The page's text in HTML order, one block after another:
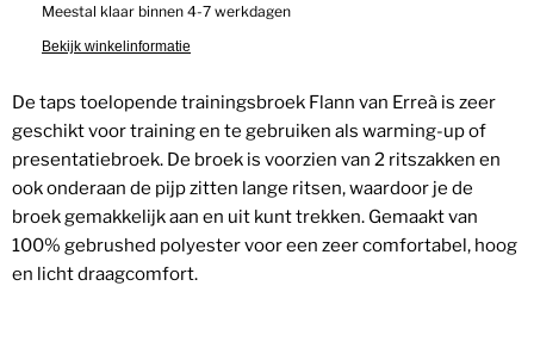
Meestal klaar binnen 4-7 werkdagen
Bekijk winkelinformatie
De taps toelopende trainingsbroek Flann van Erreà is zeer
geschikt voor training en te gebruiken als warming-up of
presentatiebroek. De broek is voorzien van 2 ritszakken en
ook onderaan de pijp zitten lange ritsen, waardoor je de
broek gemakkelijk aan en uit kunt trekken. Gemaakt van
100% gebrushed polyester voor een zeer comfortabel, hoog
en licht draagcomfort.